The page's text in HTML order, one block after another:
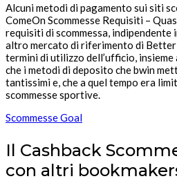
Alcuni metodi di pagamento sui siti
ComeOn Scommesse Requisiti –
requisiti di scommessa, indipendente
altro mercato di riferimento di Better
termini di utilizzo dell’ufficio,
che i metodi di deposito che bwin
tantissimi e, che a quel tempo era
scommesse sportive.
Scommesse Goal
Il Cashback
con altri